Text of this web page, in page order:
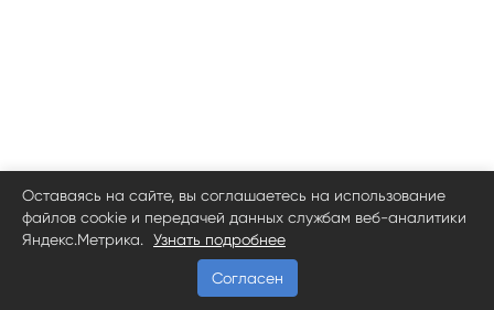
Оставаясь на сайте, вы соглашаетесь на использование
файлов cookie и передачей данных службам веб-аналитики
Яндекс.Метрика.
Узнать подробнее
Согласен